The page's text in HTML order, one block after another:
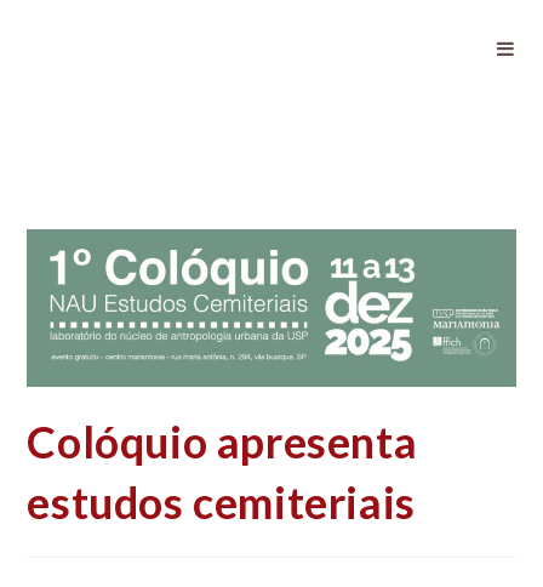
Colóquio apresenta
estudos cemiteriais